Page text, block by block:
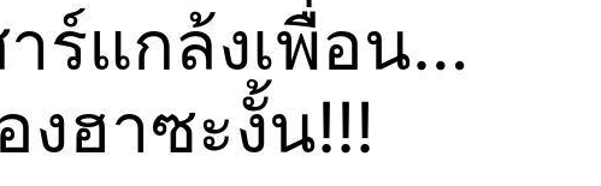
ร์แกล้งเพื่อน…
งฮาซะงั้น!!!